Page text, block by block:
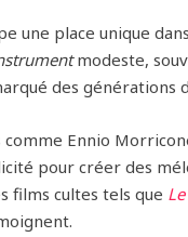
une place unique
modeste,
des générations
Ennio
pour créer des
films cultes tels que